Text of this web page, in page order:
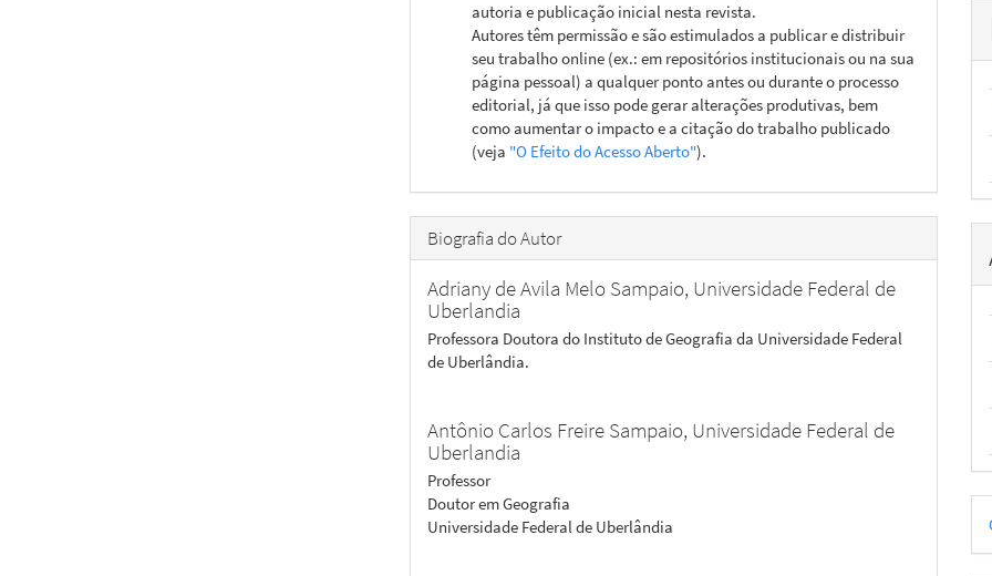
autoria e publicação inicial nesta revista.
Autores têm permissão e são estimulados a publicar e distribuir
seu trabalho online (ex.: em repositórios institucionais ou na sua
página pessoal) a qualquer ponto antes ou durante o processo
editorial, já que isso pode gerar alterações produtivas, bem
como aumentar o impacto e a citação do trabalho publicado
(veja "O Efeito do Acesso Aberto").
Biografia do Autor
Adriany de Avila Melo Sampaio, Universidade Federal de
Uberlandia
Professora Doutora do Instituto de Geografia da Universidade Federal
de Uberlândia.
Antônio Carlos Freire Sampaio, Universidade Federal de
Uberlandia
Professor
Doutor em Geografia
Universidade Federal de Uberlândia